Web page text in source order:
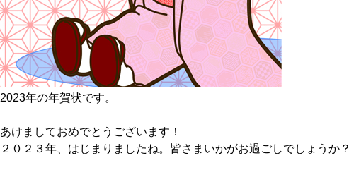
2023年の年賀状です。
あけましておめでとうございます！
２０２３年、はじまりましたね。皆さまいかがお過ごしでしょうか？